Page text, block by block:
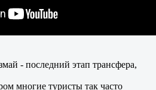
- последний этап трансфера,
многие туристы так часто